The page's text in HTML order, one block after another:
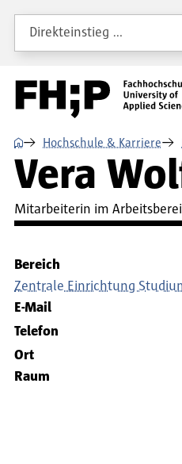
Direkt zum Inhalt
Direkt zur Hauptnavigation
Direkt zum Fußbereich
Direkteinstieg …
⌂ Hochschule & Karriere
Vera
Mitarbeiterin im
Bereich
Zentrale Einrichtung
E-Mail
Telefon
Ort
Raum